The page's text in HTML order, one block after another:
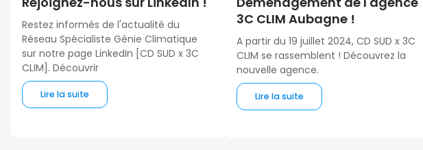
Restez informés de l'actualité du
Réseau Spécialiste Génie Climatique
sur notre page LinkedIn [CD SUD x 3C
CLIM]. Découvrir
Lire la suite
3C CLIM Aubagne !
A partir du 19 juillet 2024, CD SUD x 3C
CLIM se rassemblent ! Découvrez la
nouvelle agence.
Lire la suite